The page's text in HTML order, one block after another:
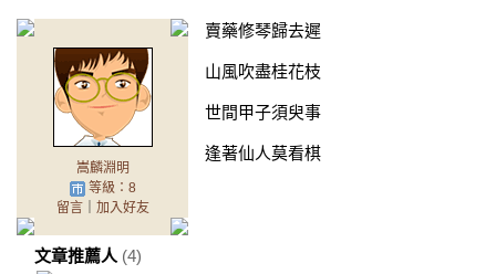
嵩麟淵明
等級：8
留言｜ 加入好友
文章推薦人 (4)
賣藥修琴歸去遲
山風吹盡桂花枝
世間甲子須臾事
逢著仙人莫看棋